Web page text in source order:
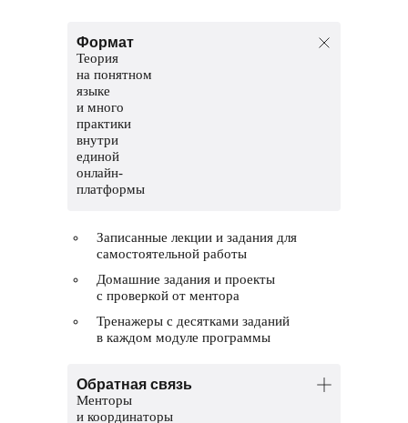
Формат
Теория
на понятном
языке
и много
практики
внутри
единой
онлайн-
платформы
Записанные лекции и задания для
самостоятельной работы
Домашние задания и проекты
с проверкой от ментора
Тренажеры с десятками заданий
в каждом модуле программы
Обратная связь
Менторы
и координаторы